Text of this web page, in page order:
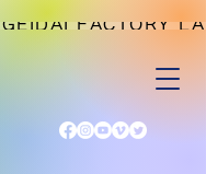
GEIDAI FACTORY